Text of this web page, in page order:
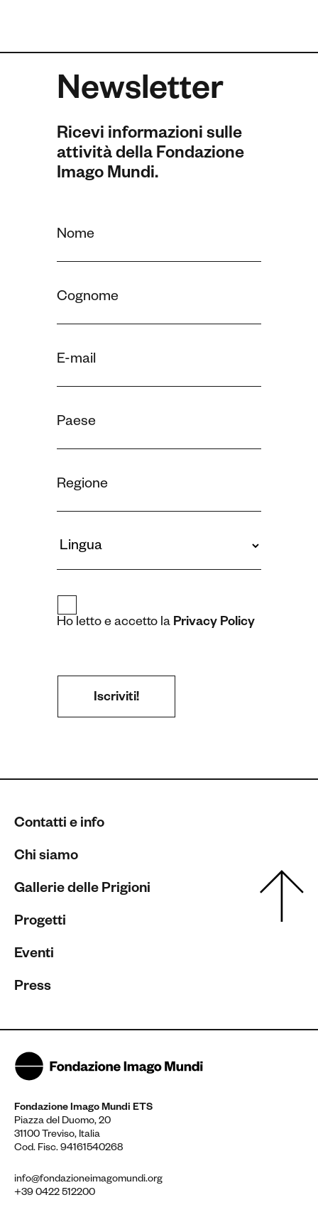
Newsletter
Ricevi informazioni sulle
attività della Fondazione
Imago Mundi.
Ho letto e accetto la Privacy Policy
Contatti e info
Chi siamo
Gallerie delle Prigioni
Progetti
Eventi
Press
Fondazione Imago Mundi ETS
Piazza del Duomo, 20
31100 Treviso, Italia
Cod. Fisc. 94161540268
info@fondazioneimagomundi.org
+39 0422 512200